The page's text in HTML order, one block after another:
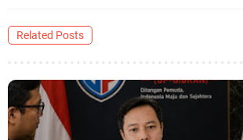
Related Posts